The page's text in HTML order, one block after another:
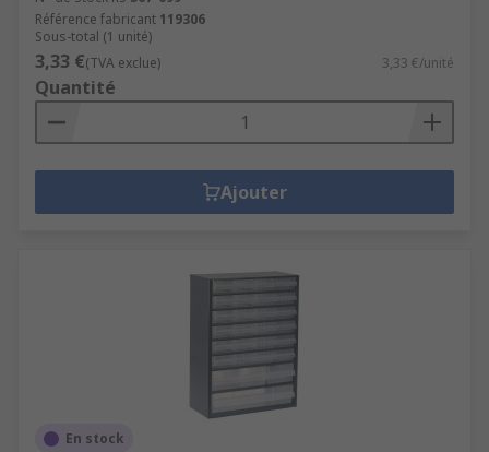
Référence fabricant 119306
Sous-total (1 unité)
3,33 €(TVA exclue) 3,33 €/unité
Quantité
Ajouter
En stock